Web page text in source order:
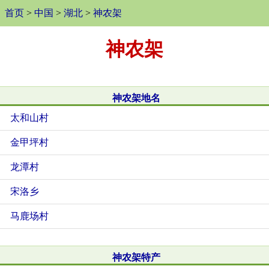
首页 > 中国 > 湖北 > 神农架
神农架
神农架地名
太和山村
金甲坪村
龙潭村
宋洛乡
马鹿场村
神农架特产